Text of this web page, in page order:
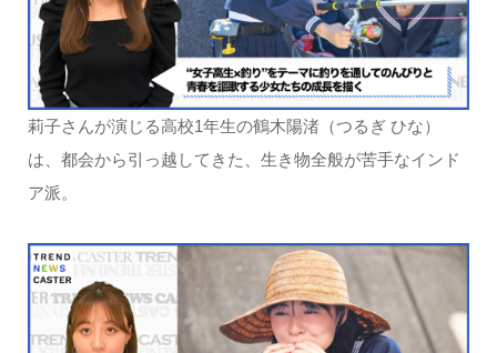
莉子さんが演じる高校1年生の鶴木陽渚（つるぎ ひな）
は、都会から引っ越してきた、生き物全般が苦手なインド
ア派。